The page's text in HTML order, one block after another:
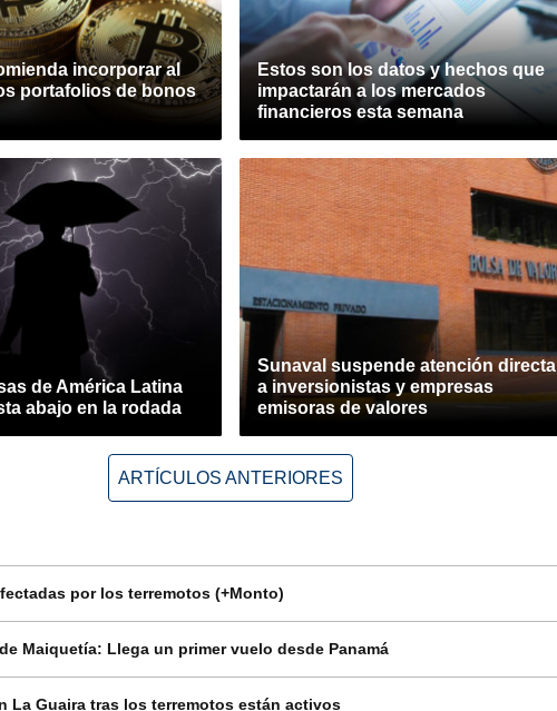
incorporar al
portafolios de bonos
Estos son los datos y hechos que
impactarán a los mercados
financieros esta semana
de América Latina
abajo en la rodada
Sunaval suspende atención directa
a inversionistas y empresas
emisoras de valores
ARTÍCULOS ANTERIORES
por los terremotos (+Monto)
Maiquetía: Llega un primer vuelo desde Panamá
La Guaira tras los terremotos están activos